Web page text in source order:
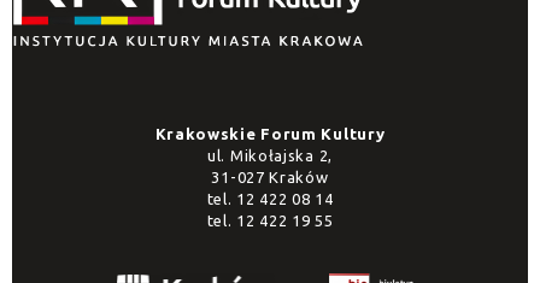
Krakowskie Forum Kultury
ul. Mikołajska 2,
31-027 Kraków
tel. 12 422 08 14
tel. 12 422 19 55